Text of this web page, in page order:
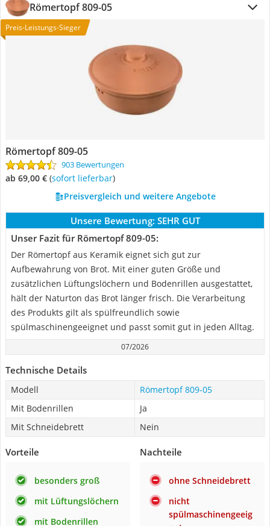
Römertopf 809-05
Preis-Leistungs-Sieger
Römertopf 809-05
903 Bewertungen
ab 69,00 € ( Sofort lieferbar)
Preisvergleich und weitere Angebote
Unsere Bewertung: SEHR GUT
Unser Fazit für Römertopf 809-05:
Der Römertopf aus Keramik eignet sich gut zur
Aufbewahrung von Brot. Mit einer guten Größe und
zusätzlichen Lüftungslöchern und Bodenrillen ausgestattet,
hält der Naturton das Brot länger frisch. Die Verarbeitung
des Produkts gilt als spülfreundlich sowie
spülmaschinengeeignet und passt somit gut in jeden Alltag.
07/2026
Technische Details
Modell
Römertopf 809-05
Mit Bodenrillen
Ja
Mit Schneidebrett
Nein
Vorteile
besonders groß
mit Lüftungslöchern
mit Bodenrillen
Nachteile
ohne Schneidebrett
nicht
spülmaschinengeeig